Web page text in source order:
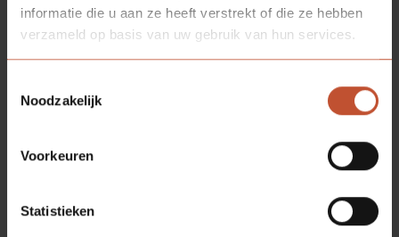
informatie die u aan ze heeft verstrekt of die ze hebben
verzameld op basis van uw gebruik van hun services.
Noodzakelijk
Voorkeuren
Statistieken